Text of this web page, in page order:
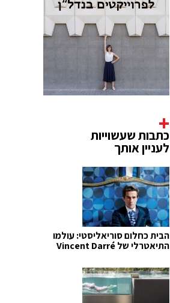
כתבות שעשוייות
לעניין אותך
הבית כחלום סוריאליסטי: עולמו
התיאטרלי של Vincent Darré